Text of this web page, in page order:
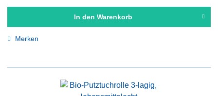
In den Warenkorb
Merken